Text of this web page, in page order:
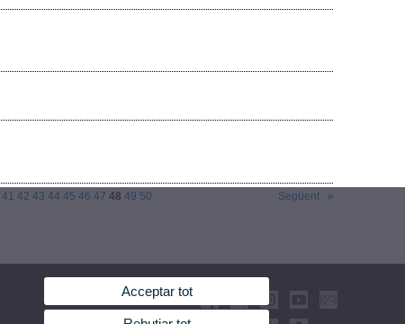
41 42 43 44 45 46 47 48 49 50 Següent
Acceptar tot